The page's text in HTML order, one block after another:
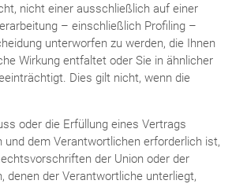
nicht einer ausschließlich auf einer
– einschließlich Profiling –
unterworfen zu werden, die Ihnen
Wirkung entfaltet oder Sie in ähnlicher
Dies gilt nicht, wenn die
oder die Erfüllung eines Vertrags
und dem Verantwortlichen erforderlich ist,
der Union oder der
denen der Verantwortliche unterliegt,